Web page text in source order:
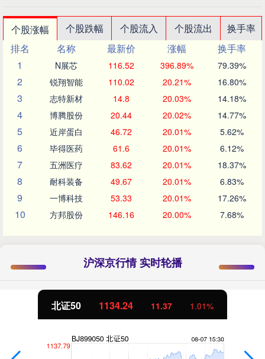
个股涨幅 个股跌幅 个股流入 个股流出
换手率
排名
名称 最新价 涨幅
换手率
1
N展芯 116.52 396.89% 79.39%
2 锐翔智能 110.02 20.21% 16.80%
3 志特新材 14.8 20.03% 14.18%
4 博腾股份 20.44 20.02% 14.77%
5 近岸蛋白 46.72 20.01% 5.62%
6 毕得医药 61.6 20.01% 6.12%
7 五洲医疗 83.62 20.01% 18.37%
8 耐科装备 49.67 20.01% 6.83%
9 一博科技 53.33 20.01% 17.26%
10 方邦股份 146.16 20.00% 7.68%
沪深京行情 实时轮播
北证50 1134.24 11.37 1.01%